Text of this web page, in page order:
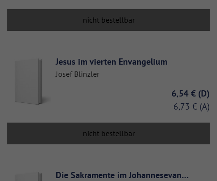
nicht bestellbar
Jesus im vierten Envangelium
Josef Blinzler
6,54 €
6,73 €
nicht bestellbar
Die Sakramente im Johannesevan…